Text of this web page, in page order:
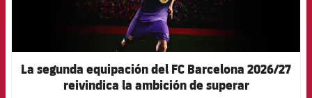
La segunda equipación del FC Barcelona 2026/27
reivindica la ambición de superar